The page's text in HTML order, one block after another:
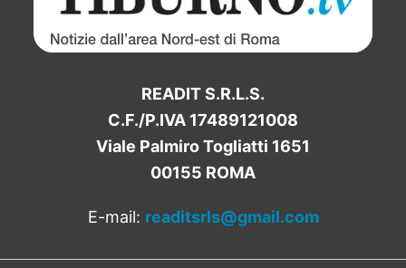
READIT S.R.L.S.
C.F./P.IVA 17489121008
Viale Palmiro Togliatti 1651
00155 ROMA
E-mail: readitsrls@gmail.com